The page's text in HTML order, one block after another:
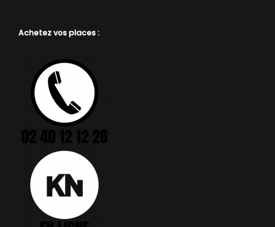
Achetez vos places :